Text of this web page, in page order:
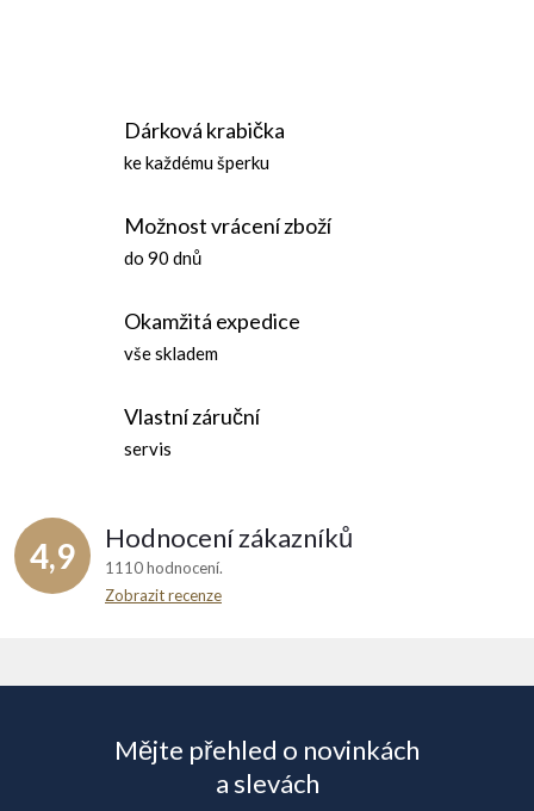
Dárková krabička
ke každému šperku
Možnost vrácení zboží
do 90 dnů
Okamžitá expedice
vše skladem
Vlastní záruční
servis
4,9 Hodnocení zákazníků
1110 hodnocení
Zobrazit recenze
Mějte přehled o novinkách
a slevách